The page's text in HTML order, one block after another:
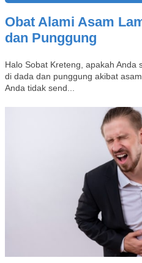
Obat Alami Asam
dan Punggung
Halo Sobat Kreteng, apakah
di dada dan punggung akibat
Anda tidak send...